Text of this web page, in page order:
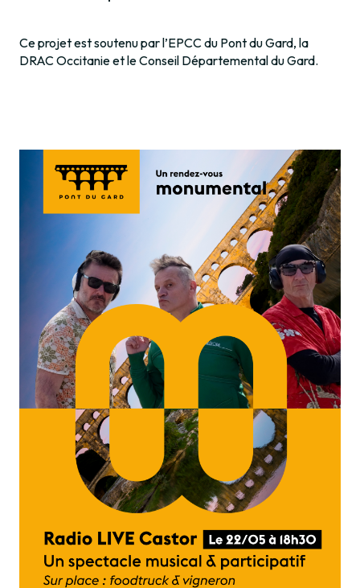
Ce projet est soutenu par l’EPCC du Pont du Gard, la
DRAC Occitanie et le Conseil Départemental du Gard.